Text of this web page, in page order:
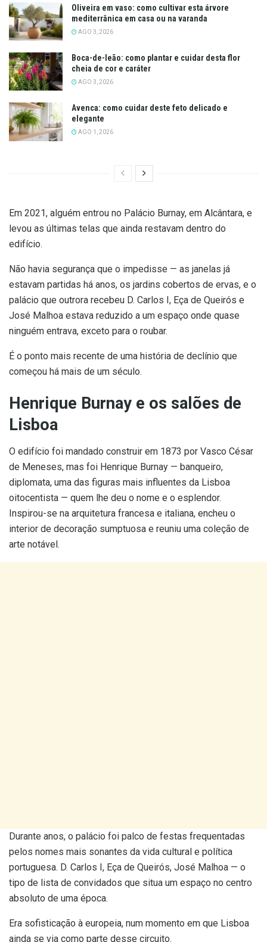
Oliveira em vaso: como cultivar esta árvore
mediterrânica em casa ou na varanda
AGO 3, 2026
Boca-de-leão: como plantar e cuidar desta flor
cheia de cor e caráter
AGO 3, 2026
Avenca: como cuidar deste feto delicado e
elegante
AGO 1, 2026
Em 2021, alguém entrou no Palácio Burnay, em Alcântara, e
levou as últimas telas que ainda restavam dentro do
edifício.
Não havia segurança que o impedisse — as janelas já
estavam partidas há anos, os jardins cobertos de ervas, e o
palácio que outrora recebeu D. Carlos I, Eça de Queirós e
José Malhoa estava reduzido a um espaço onde quase
ninguém entrava, exceto para o roubar.
É o ponto mais recente de uma história de declínio que
começou há mais de um século.
Henrique Burnay e os salões de
Lisboa
O edifício foi mandado construir em 1873 por Vasco César
de Meneses, mas foi Henrique Burnay — banqueiro,
diplomata, uma das figuras mais influentes da Lisboa
oitocentista — quem lhe deu o nome e o esplendor.
Inspirou-se na arquitetura francesa e italiana, encheu o
interior de decoração sumptuosa e reuniu uma coleção de
arte notável.
Durante anos, o palácio foi palco de festas frequentadas
pelos nomes mais sonantes da vida cultural e política
portuguesa. D. Carlos I, Eça de Queirós, José Malhoa — o
tipo de lista de convidados que situa um espaço no centro
absoluto de uma época.
Era sofisticação à europeia, num momento em que Lisboa
ainda se via como parte desse circuito.